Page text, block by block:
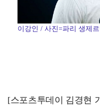
이강인 / 사진=파리 생제
[스포츠투데이 김경현